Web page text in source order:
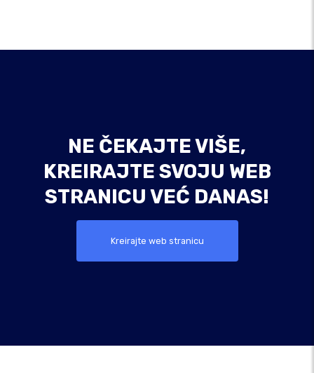
NE ČEKAJTE VIŠE,
KREIRAJTE SVOJU WEB
STRANICU VEĆ DANAS!
Kreirajte web stranicu